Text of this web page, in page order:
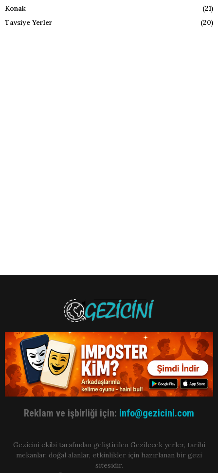
Konak
(21)
Tavsiye Yerler
(20)
Reklam ve işbirliği için: info@gezicini.com
Gezicini ekibi tarafından geliştirilen Gezilecek yerler, tarihi
mekanlar, doğal alanlar, etkinlikler için hazırlanan bir gezi
sitesidir.